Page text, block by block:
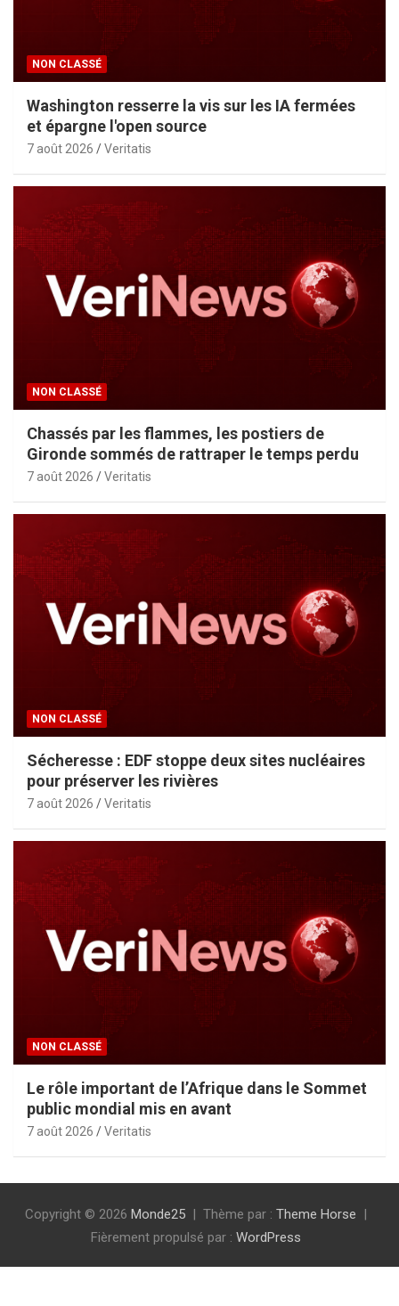
NON CLASSÉ
Washington resserre la vis sur les IA fermées
et épargne l'open source
7 août 2026 Veritatis
NON CLASSÉ
Chassés par les flammes, les postiers de
Gironde sommés de rattraper le temps perdu
7 août 2026 Veritatis
NON CLASSÉ
Sécheresse : EDF stoppe deux sites nucléaires
pour préserver les rivières
7 août 2026 Veritatis
NON CLASSÉ
Le rôle important de l’Afrique dans le Sommet
public mondial mis en avant
7 août 2026 Veritatis
Copyright © 2026 Monde25 Thème par : Theme Horse
Fièrement propulsé par : WordPress